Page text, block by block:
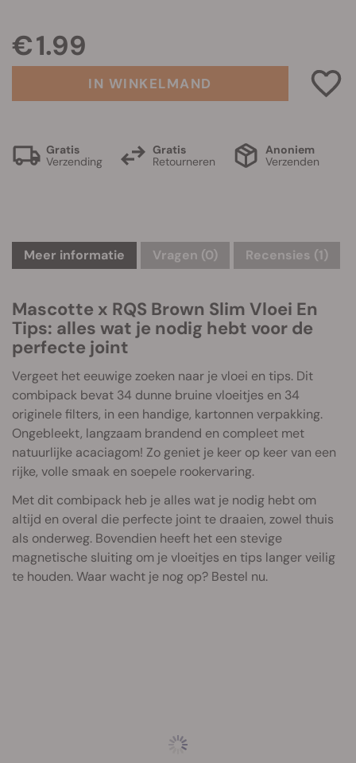
€ 1.99
IN WINKELMAND
Gratis
Verzending
Gratis
Retourneren
Anoniem
Verzenden
Meer informatie Vragen (0) Recensies (1)
Mascotte x RQS Brown Slim Vloei En
Tips: alles wat je nodig hebt voor de
perfecte joint
Vergeet het eeuwige zoeken naar je vloei en tips. Dit
combipack bevat 34 dunne bruine vloeitjes en 34
originele filters, in een handige, kartonnen verpakking.
Ongebleekt, langzaam brandend en compleet met
natuurlijke acaciagom! Zo geniet je keer op keer van een
rijke, volle smaak en soepele rookervaring.
Met dit combipack heb je alles wat je nodig hebt om
altijd en overal die perfecte joint te draaien, zowel thuis
als onderweg. Bovendien heeft het een stevige
magnetische sluiting om je vloeitjes en tips langer veilig
te houden. Waar wacht je nog op? Bestel nu.